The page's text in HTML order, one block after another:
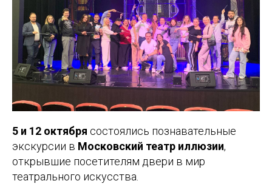
5 и 12 октября состоялись познавательные
экскурсии в Московский театр иллюзии,
открывшие посетителям двери в мир
театрального искусства.